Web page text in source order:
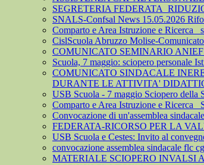
SEGRETERIA
SNALS-Confsal News 15.05.2026
Comparto e Area Istruzione e Ricerca_
CislScuola Abruzzo Molise-
COMUNICATO SEMINARIO
Scuola, 7 maggio: sciopero personale
COMUNICATO SINDACALE
DURANTE LE ATTIVITA'
USB Scuola - 7 maggio Sciopero della
Comparto e Area Istruzione e Ricerca_
Convocazione di un'assemblea
FEDERATA-RICORSO PER LA
USB Scuola e Cestes: Invito al
convocazione assemblea sindacale flc
MATERIALE SCIOPERO INVALSI